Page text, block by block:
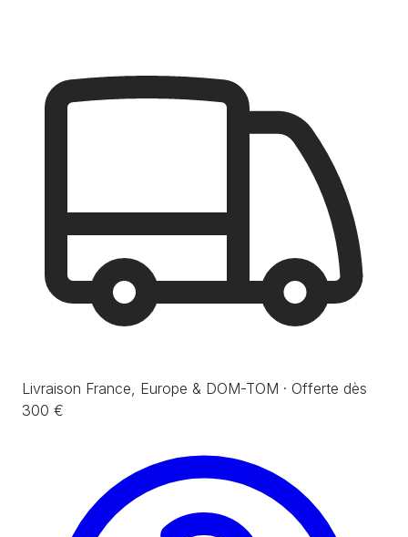
Livraison France, Europe & DOM-TOM · Offerte dès
300 €